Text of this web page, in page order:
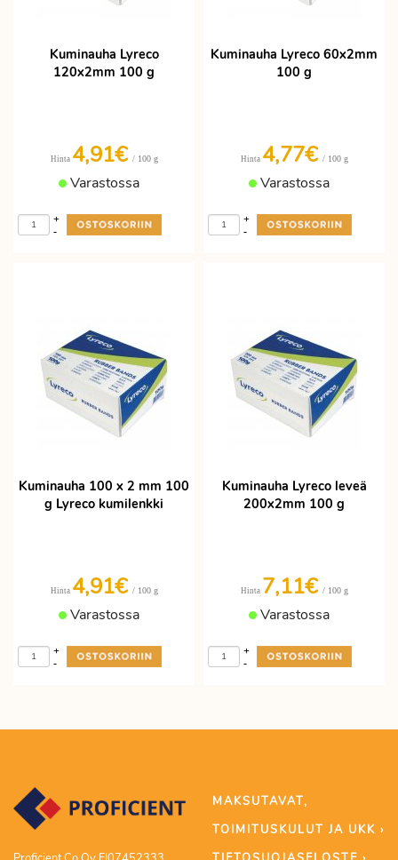
Kuminauha Lyreco
120x2mm 100 g
Hinta 4,91€ / 100 g
Varastossa
-
+
Kuminauha Lyreco 60x2mm
100 g
Hinta 4,77€ / 100 g
Varastossa
-
+
Kuminauha 100 x 2 mm 100
g Lyreco kumilenkki
Hinta 4,91€ / 100 g
Varastossa
-
+
Kuminauha Lyreco leveä
200x2mm 100 g
Hinta 7,11€ / 100 g
Varastossa
-
+
MAKSUTAVAT,
TOIMITUSKULUT JA UKK ›